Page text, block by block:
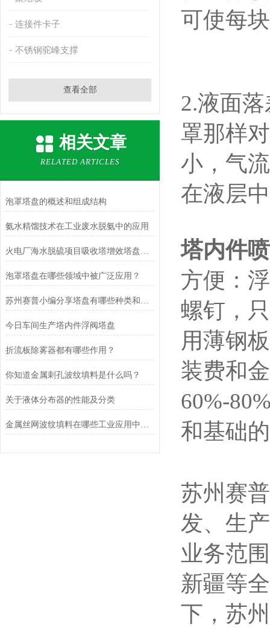
连接件卡子
不锈钢驼峰支撑
查看全部
相关文章
RELATED ARTICLES
泡罩塔盘的概述和组成结构
氨水精馏技术在工业废水脱氨中的应用
火电厂海水脱硫项目吸收塔增效塔盘（规整填料）
泡罩塔盘在哪些领域中被广泛应用？
苏州赛普小编分享塔盘有哪些种类和特点优点
今日车间生产塔内件浮阀塔盘
折流板除雾器都有哪些作用？
你知道金属刺孔波纹填料是什么吗？
关于液体分布器的性能及分类
金属丝网波纹填料在哪些工业应用中发挥着重要作用？
可使每
2.液面
罩那样
小，气
在液层
塔内件
方便：
螺钉，
用薄钢
装费和
60%-
和基础
苏州赛
发、生
业务范
新疆等
下，苏